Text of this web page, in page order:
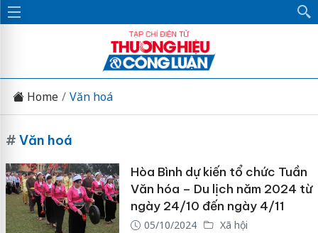
Home Văn hoá
# Văn hoá
Hòa Bình dự kiến tổ chức Tuần
Văn hóa – Du lịch năm 2024 từ
ngày 24/10 đến ngày 4/11
05/10/2024 Xã hội